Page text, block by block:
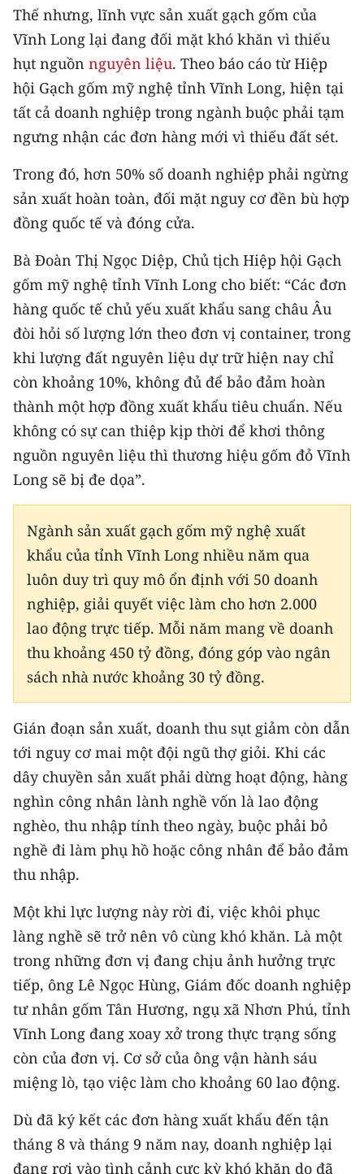
Media Văn hóa
Media Xã hội
Media Pháp luật
Media Du lịch
Media Thể thao
Media Giáo dục
Media Y tế
Media Khoa học - Công nghệ
Media Môi trường
Ảnh
Infographic
TIN MỚI
TIN ĐỊA PHƯƠNG
Trung du và miền núi phía Bắc
Đồng bằng sông Hồng
Bắc Trung Bộ
Duyên hải Nam Trung Bộ và Tây
Nguyên
Đông Nam Bộ
Đồng bằng sông Cửu Long
Chuyên trang Hà Nội
Chuyên trang TP. Hồ Chí Minh
CHUYÊN ĐỀ
CÁC CHUYÊN TRANG
VỀ BÁO NHÂN DÂN
THỜI NAY
NHÂN DÂN CUỐI TUẦN
NHÂN DÂN HẰNG THÁNG
MUA BÁO
ĐỌC BÁO IN
Thế nhưng, lĩnh vực sản xuất gạch gốm của
Vĩnh Long lại đang đối mặt khó khăn vì thiếu
hụt nguồn nguyên liệu. Theo báo cáo từ Hiệp
hội Gạch gốm mỹ nghệ tỉnh Vĩnh Long, hiện tại
tất cả doanh nghiệp trong ngành buộc phải tạm
ngưng nhận các đơn hàng mới vì thiếu đất sét.
Trong đó, hơn 50% số doanh nghiệp phải ngừng
sản xuất hoàn toàn, đối mặt nguy cơ đền bù hợp
đồng quốc tế và đóng cửa.
Bà Đoàn Thị Ngọc Diệp, Chủ tịch Hiệp hội Gạch
gốm mỹ nghệ tỉnh Vĩnh Long cho biết: “Các đơn
hàng quốc tế chủ yếu xuất khẩu sang châu Âu
đòi hỏi số lượng lớn theo đơn vị container, trong
khi lượng đất nguyên liệu dự trữ hiện nay chỉ
còn khoảng 10%, không đủ để bảo đảm hoàn
thành một hợp đồng xuất khẩu tiêu chuẩn. Nếu
không có sự can thiệp kịp thời để khơi thông
nguồn nguyên liệu thì thương hiệu gốm đỏ Vĩnh
Long sẽ bị đe dọa”.
Ngành sản xuất gạch gốm mỹ nghệ xuất
khẩu của tỉnh Vĩnh Long nhiều năm qua
luôn duy trì quy mô ổn định với 50 doanh
nghiệp, giải quyết việc làm cho hơn 2.000
lao động trực tiếp. Mỗi năm mang về doanh
thu khoảng 450 tỷ đồng, đóng góp vào ngân
sách nhà nước khoảng 30 tỷ đồng.
Gián đoạn sản xuất, doanh thu sụt giảm còn dẫn
tới nguy cơ mai một đội ngũ thợ giỏi. Khi các
dây chuyền sản xuất phải dừng hoạt động, hàng
nghìn công nhân lành nghề vốn là lao động
nghèo, thu nhập tính theo ngày, buộc phải bỏ
nghề đi làm phụ hồ hoặc công nhân để bảo đảm
thu nhập.
Một khi lực lượng này rời đi, việc khôi phục
làng nghề sẽ trở nên vô cùng khó khăn. Là một
trong những đơn vị đang chịu ảnh hưởng trực
tiếp, ông Lê Ngọc Hùng, Giám đốc doanh nghiệp
tư nhân gốm Tân Hương, ngụ xã Nhơn Phú, tỉnh
Vĩnh Long đang xoay xở trong thực trạng sống
còn của đơn vị. Cơ sở của ông vận hành sáu
miệng lò, tạo việc làm cho khoảng 60 lao động.
Dù đã ký kết các đơn hàng xuất khẩu đến tận
tháng 8 và tháng 9 năm nay, doanh nghiệp lại
đang rơi vào tình cảnh cực kỳ khó khăn do đã